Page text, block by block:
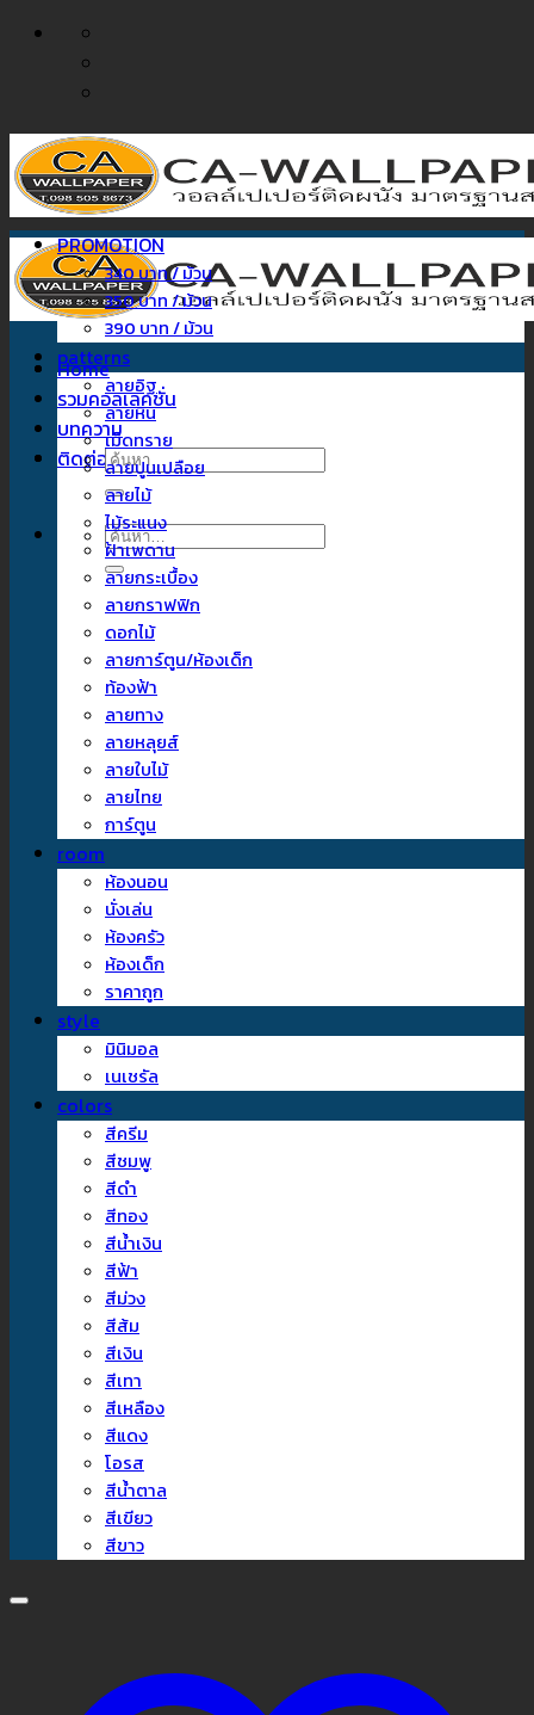
ข้าม
Home
รวมคอลเลคชั่น
บทความ
ติดต่อเรา
ค้นหา:
ค้นหา:
PROMOTION
340 บาท / ม้วน
350 บาท / ม้วน
390 บาท / ม้วน
patterns
ลายอิฐ
ลายหิน
เม็ดทราย
ลายปูนเปลือย
ลายไม้
ไม้ระแนง
ฝ้าเพดาน
ลายกระเบื้อง
ลายกราฟฟิก
ดอกไม้
ลายการ์ตูน/ห้องเด็ก
ท้องฟ้า
ลายทาง
ลายหลุยส์
ลายใบไม้
ลายไทย
การ์ตูน
room
ห้องนอน
นั่งเล่น
ห้องครัว
ห้องเด็ก
ราคาถูก
style
มินิมอล
เนเชรัล
colors
สีครีม
สีชมพู
สีดำ
สีทอง
สีน้ำเงิน
สีฟ้า
สีม่วง
สีส้ม
สีเงิน
สีเทา
สีเหลือง
สีแดง
โอรส
สีน้ำตาล
สีเขียว
สีขาว